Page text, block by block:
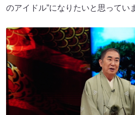
のアイドル”になりたいと思ってい